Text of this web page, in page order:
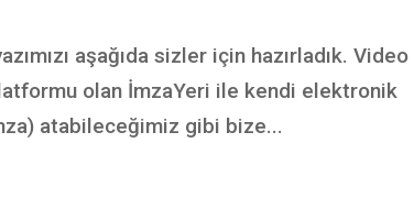
aşağıda sizler için hazırladık. Video
olan İmzaYeri ile kendi elektronik
atabileceğimiz gibi bize...